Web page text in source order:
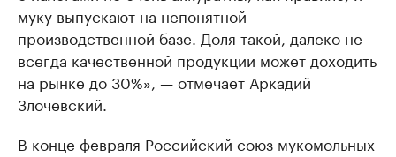
муку выпускают на непонятной
производственной базе. Доля такой, далеко не
всегда качественной продукции может доходить
на рынке до 30%», — отмечает Аркадий
Злочевский.
В конце февраля Российский союз мукомольных